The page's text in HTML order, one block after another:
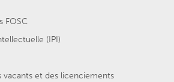
FOSC
(IPI)
vacants et des licenciements